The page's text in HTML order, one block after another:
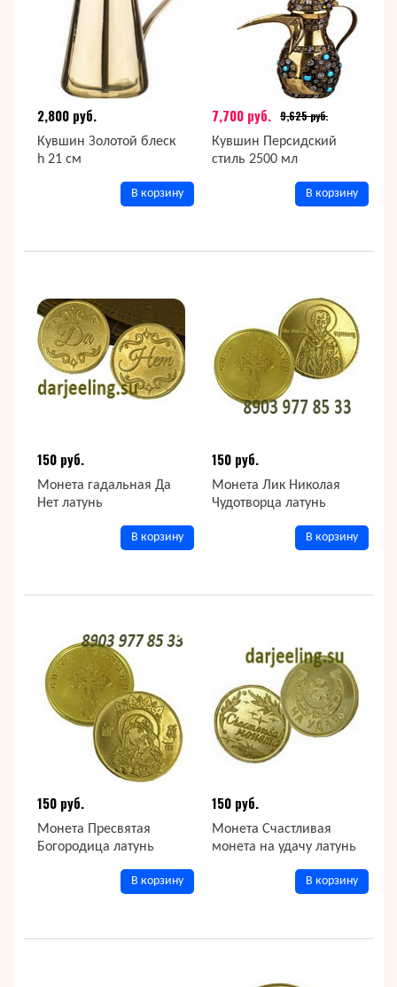
2,800 руб.
Кувшин Золотой блеск
h 21 см
В корзину
7,700 руб. 9,625 руб.
Кувшин Персидский
стиль 2500 мл
В корзину
150 руб.
Монета гадальная Да
Нет латунь
В корзину
150 руб.
Монета Лик Николая
Чудотворца латунь
В корзину
150 руб.
Монета Пресвятая
Богородица латунь
В корзину
150 руб.
Монета Счастливая
монета на удачу латунь
В корзину